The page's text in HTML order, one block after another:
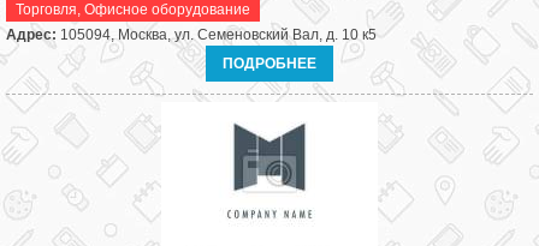
Торговля, Офисное оборудование
Адрес: 105094, Москва, ул. Семеновский Вал, д. 10 к5
ПОДРОБНЕЕ